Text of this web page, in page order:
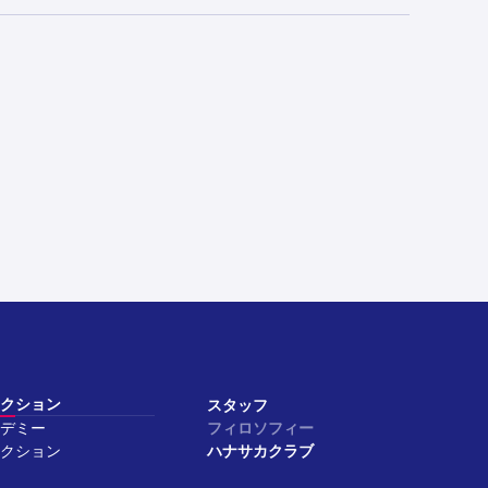
ション
ミー
ション
スタッフ
フィロソフィー
ハナサカクラブ